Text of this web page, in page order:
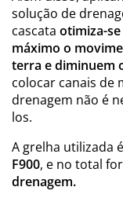
solução de
cascata otimiza-se
máximo o
terra e diminuem
colocar canais de
drenagem não é
los.
A grelha utilizada
F900, e no total
drenagem.